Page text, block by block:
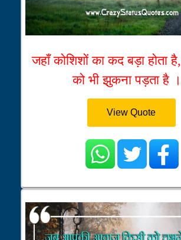
जहाँ कोशिशों का कद बड़ा होता
को भी झुकना पड़ता है
View Quote